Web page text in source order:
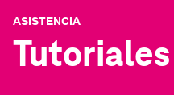
ASISTENCIA
Tutoriales